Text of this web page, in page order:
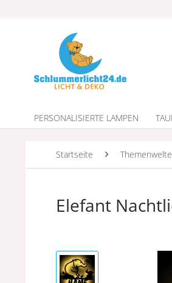
PERSONALISIERTE LAMPEN
Startseite
Elefant